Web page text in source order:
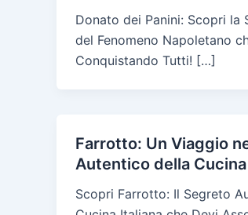
Donato dei Panini: Scopri la
del Fenomeno Napoletano
Conquistando Tutti! […]
Farrotto: Un Viaggio
Autentico della
Scopri Farrotto: Il Segreto